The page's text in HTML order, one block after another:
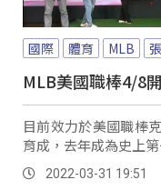
國際 體育 MLB
MLB美國職棒4/8
目前效力於美國職棒
育成，去年成為史上
2022-03-31 19:51